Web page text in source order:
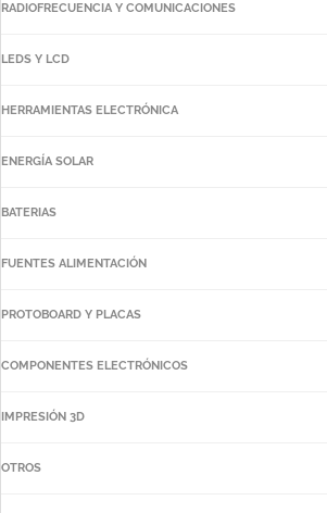
RADIOFRECUENCIA Y COMUNICACIONES
LEDS Y LCD
HERRAMIENTAS ELECTRÓNICA
ENERGÍA SOLAR
BATERIAS
FUENTES ALIMENTACIÓN
PROTOBOARD Y PLACAS
COMPONENTES ELECTRÓNICOS
IMPRESIÓN 3D
OTROS